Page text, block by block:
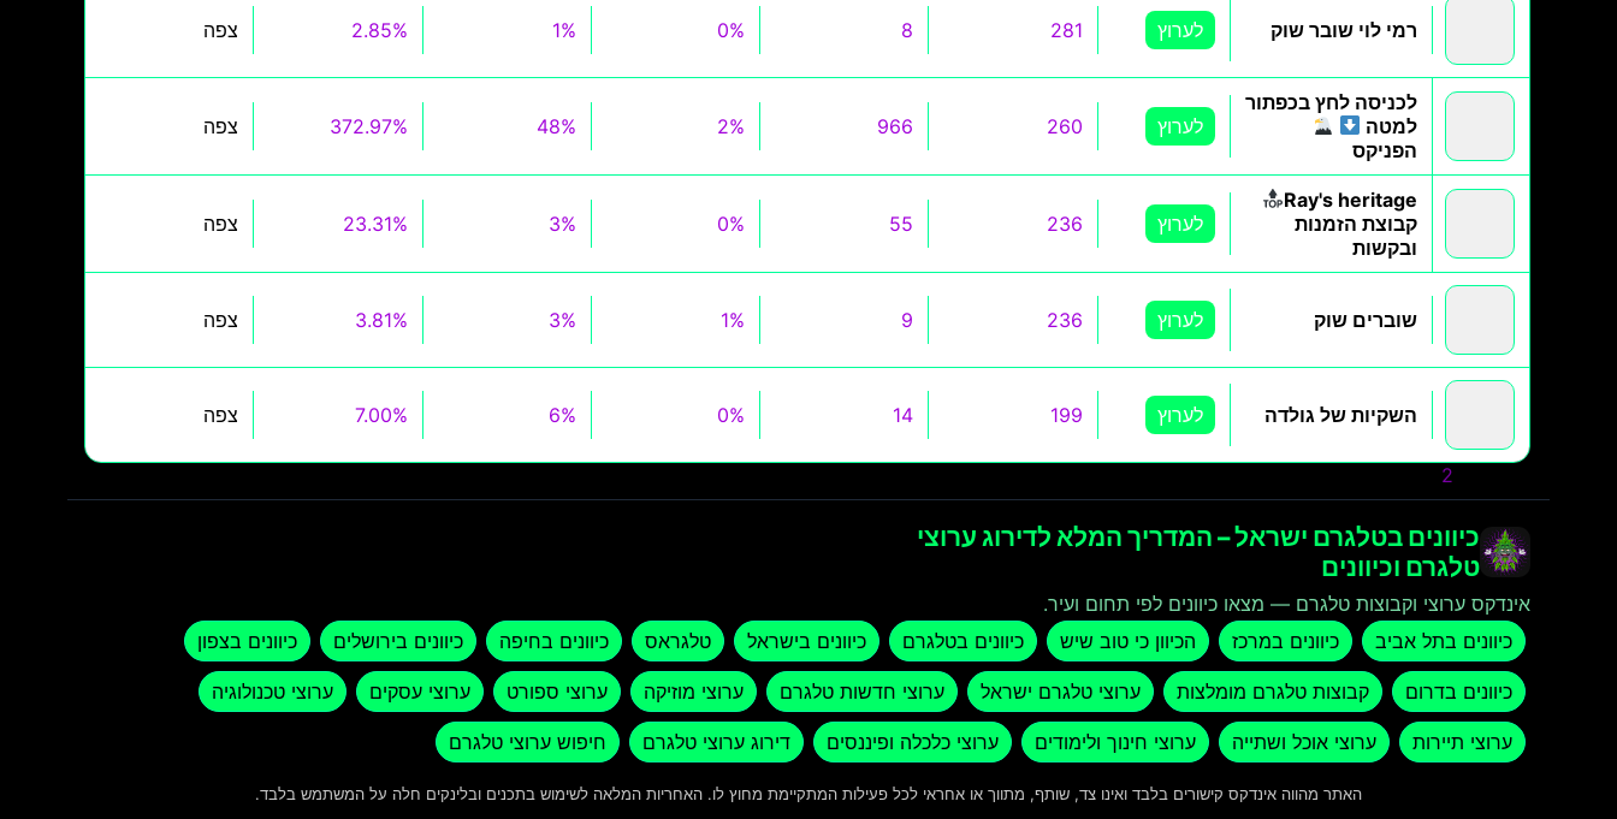
רמי לוי שובר שוק לערוץ 281
8
0%
1%
2.85% צפה
לכניסה לחץ בכפתור
למטה
הפניקס
לערוץ 260
966
2%
48%
372.97% צפה
Ray's heritage
קבוצת הזמנות
ובקשות
לערוץ 236
55
0%
3%
23.31% צפה
שוברים שוק לערוץ 236
9
1%
3%
3.81% צפה
השקיות של גולדה לערוץ 199
14
0%
6%
7.00% צפה
2
כיוונים בטלגרם ישראל – המדריך המלא לדירוג ערוצי
טלגרם וכיוונים
אינדקס ערוצי וקבוצות טלגרם — מצאו כיוונים לפי תחום ועיר.
כיוונים בתל אביב
כיוונים במרכז הכיוון כי טוב שיש כיוונים בטלגרם כיוונים בישראל טלגראס כיוונים בחיפה כיוונים בירושלים כיוונים בצפון
כיוונים בדרום קבוצות טלגרם מומלצות ערוצי טלגרם ישראל ערוצי חדשות טלגרם ערוצי מוזיקה ערוצי ספורט ערוצי עסקים ערוצי טכנולוגיה
ערוצי תיירות ערוצי אוכל ושתייה ערוצי חינוך ולימודים ערוצי כלכלה ופיננסים דירוג ערוצי טלגרם חיפוש ערוצי טלגרם
האתר מהווה אינדקס קישורים בלבד ואינו צד, שותף, מתווך או אחראי לכל פעילות המתקיימת מחוץ לו. האחריות המלאה לשימוש בתכנים ובלינקים חלה על המשתמש בלבד.